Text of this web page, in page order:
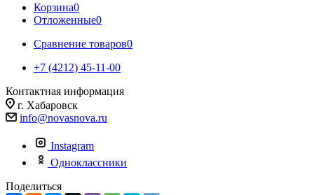
Корзина0
Отложенные0
Сравнение товаров0
+7 (4212) 45-11-00
Контактная информация
г. Хабаровск
info@novasnova.ru
Instagram
Одноклассники
Поделиться